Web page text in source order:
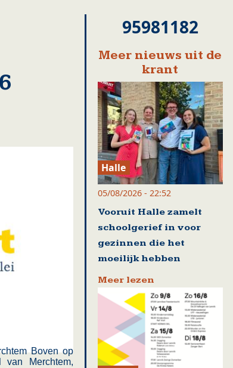
Boven op
Merchtem,
95981182
Meer nieuws uit de
krant
Halle
05/08/2026 - 22:52
Vooruit Halle zamelt
schoolgerief in voor
gezinnen die het
moeilijk hebben
Meer lezen